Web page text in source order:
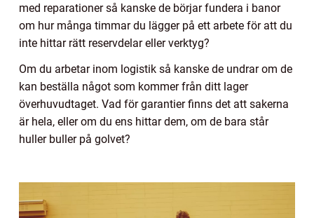
med reparationer så kanske de börjar fundera i banor
om hur många timmar du lägger på ett arbete för att du
inte hittar rätt reservdelar eller verktyg?
Om du arbetar inom logistik så kanske de undrar om de
kan beställa något som kommer från ditt lager
överhuvudtaget. Vad för garantier finns det att sakerna
är hela, eller om du ens hittar dem, om de bara står
huller buller på golvet?